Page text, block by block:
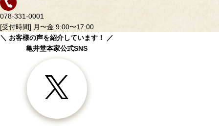
078-331-0001
[受付時間] 月〜金 9:00〜17:00
＼ お客様の声を紹介しています！ ／
亀井堂本家公式SNS